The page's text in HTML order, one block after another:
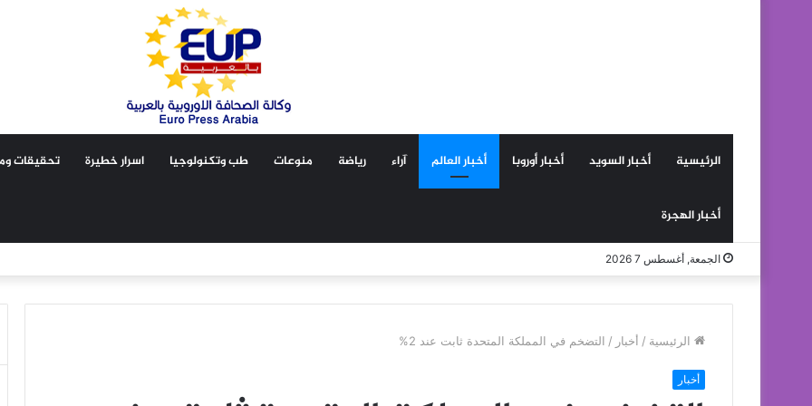
الرئيسية أخبار السويد أخبار أوروبا أخبار العالم آراء رياضة منوعات طب وتكنولوجيا اسرار خطيرة تحقيقات
أخبار الهجرة
الجمعة, أغسطس 7 2026
الرئيسية / أخبار / التضخم في المملكة المتحدة ثابت عند 2%
أخبار